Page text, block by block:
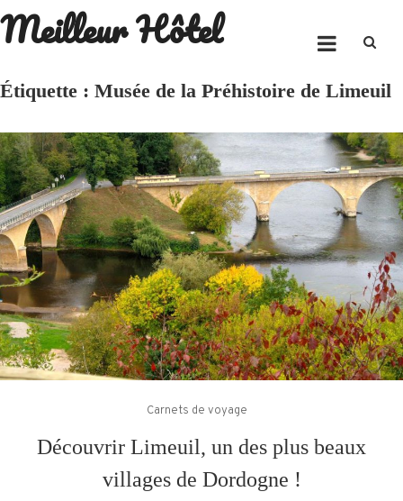
Skip
to
Meilleur Hôtel
Étiquette : Musée de la Préhistoire de Limeuil
Carnets de voyage
Découvrir Limeuil, un des plus beaux
villages de Dordogne !